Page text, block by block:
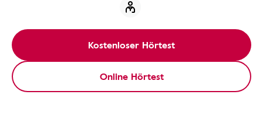
Kostenloser Hörtest
Online Hörtest